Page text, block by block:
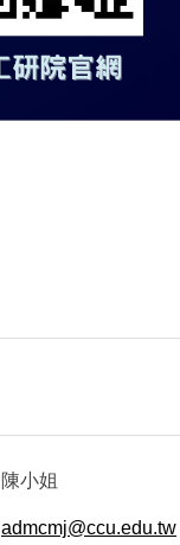
陳小姐
admcmj@ccu.edu.tw